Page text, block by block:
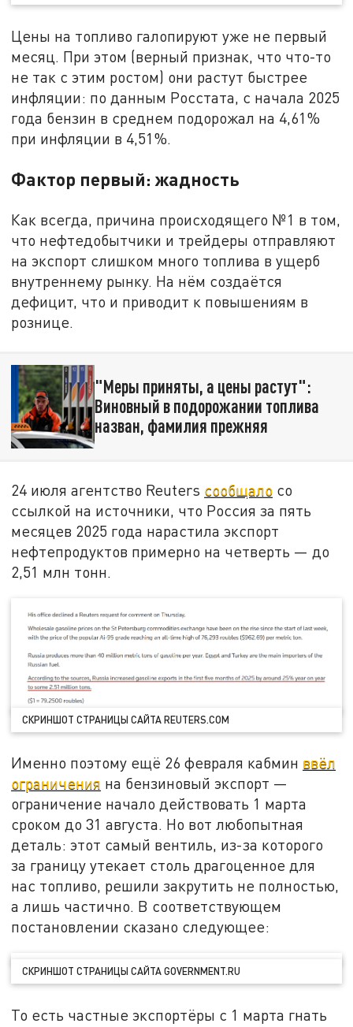
Цены на топливо галопируют уже не первый
месяц. При этом (верный признак, что что-то
не так с этим ростом) они растут быстрее
инфляции: по данным Росстата, с начала 2025
года бензин в среднем подорожал на 4,61%
при инфляции в 4,51%.
Фактор первый: жадность
Как всегда, причина происходящего №1 в том,
что нефтедобытчики и трейдеры отправляют
на экспорт слишком много топлива в ущерб
внутреннему рынку. На нём создаётся
дефицит, что и приводит к повышениям в
рознице.
"Меры приняты, а цены растут":
Виновный в подорожании топлива
назван, фамилия прежняя
24 июля агентство Reuters сообщало со
ссылкой на источники, что Россия за пять
месяцев 2025 года нарастила экспорт
нефтепродуктов примерно на четверть — до
2,51 млн тонн.
СКРИНШОТ СТРАНИЦЫ САЙТА REUTERS.COM
Именно поэтому ещё 26 февраля кабмин ввёл
ограничения на бензиновый экспорт —
ограничение начало действовать 1 марта
сроком до 31 августа. Но вот любопытная
деталь: этот самый вентиль, из-за которого
за границу утекает столь драгоценное для
нас топливо, решили закрутить не полностью,
а лишь частично. В соответствующем
постановлении сказано следующее:
СКРИНШОТ СТРАНИЦЫ САЙТА GOVERNMENT.RU
То есть частные экспортёры с 1 марта гнать